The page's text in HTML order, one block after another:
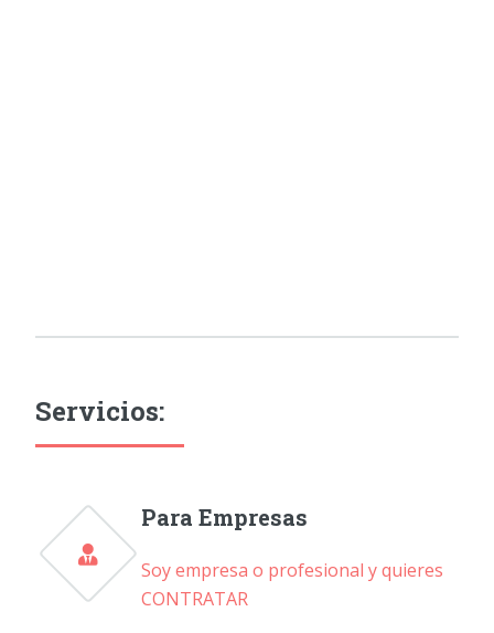
Servicios:
Para Empresas
Soy empresa o profesional y quieres
CONTRATAR